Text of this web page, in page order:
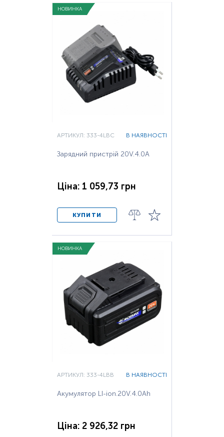
НОВИНКА
АРТИКУЛ: 333-4LBC В НАЯВНОСТІ
Зарядний пристрій 20V.4.0A
Ціна: 1 059,73 грн
КУПИТИ
НОВИНКА
АРТИКУЛ: 333-4LBB В НАЯВНОСТІ
Акумулятор LI-ion.20V.4.0Ah
Ціна: 2 926,32 грн